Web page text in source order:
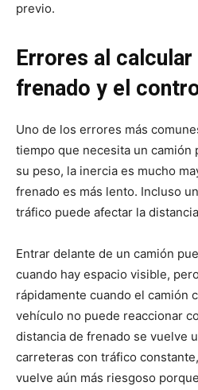
previo.
Errores al
frenado y el
Uno de los errores más
tiempo que necesita un camión
su peso, la inercia es mucho
frenado es más lento. Incluso
tráfico puede afectar la
Entrar delante de un camión
cuando hay espacio visible,
rápidamente cuando el camión
vehículo no puede reaccionar
distancia de frenado se vuelve
carreteras con tráfico
vuelve aún más riesgoso